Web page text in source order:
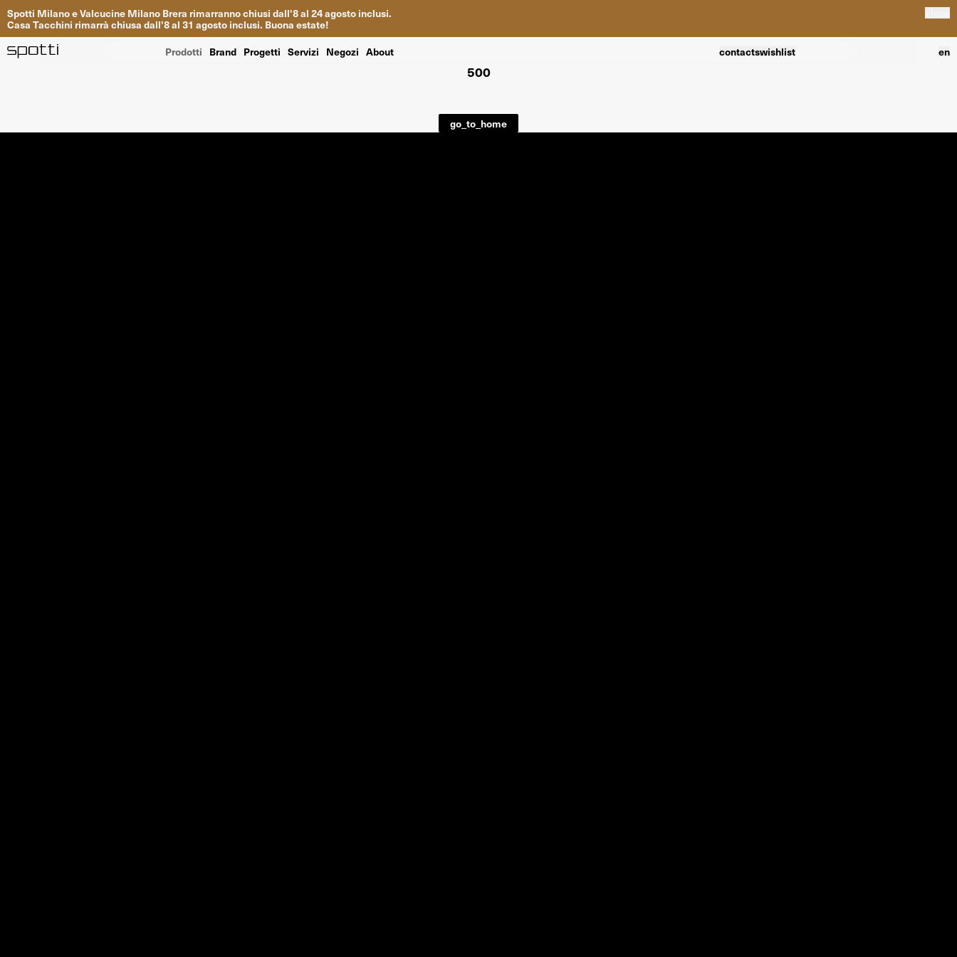
Spotti MilanoeValcucine Milano Brera rimarrannochiusi dall'8al 24agosto inclusi.
Casa Tacchini rimarrà chiusa dall'8al 31 agosto inclusi. Buona estate!
Prodotti Brand Progetti Servizi Negozi About contactswishlist en
500
go_to_home